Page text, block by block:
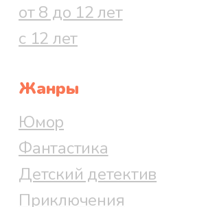
от 8 до 12 лет
с 12 лет
Жанры
Юмор
Фантастика
Детский детектив
Приключения